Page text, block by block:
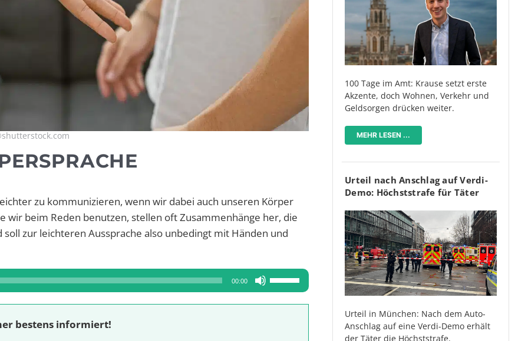
zu kommunizieren, wenn wir dabei auch unseren Körper
wir beim Reden benutzen, stellen oft Zusammenhänge her, die
zur leichteren Aussprache also unbedingt mit Händen und
00:00
Pfeiltasten
Hoch/Runter
benutzen,
bestens informiert!
100 Tage im Amt: Krause setzt erste
Akzente, doch Wohnen, Verkehr und
Geldsorgen drücken weiter.
MEHR LESEN ...
Urteil nach Anschlag auf Verdi-
Demo: Höchststrafe für Täter
Urteil in München: Nach dem Auto-
Anschlag auf eine Verdi-Demo erhält
der Täter die Höchststrafe.